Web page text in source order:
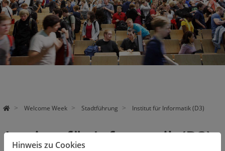
Welcome Week Stadtführung Institut für Informatik (D3)
Institut für Informatik (D3)
Hinweis zu Cookies